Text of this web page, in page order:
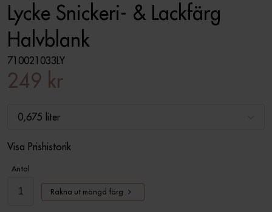
Lycke Snickeri- & Lackfärg
Halvblank
710021033LY
249 kr
0,675 liter
Visa Prishistorik
Antal
Räkna ut mängd färg